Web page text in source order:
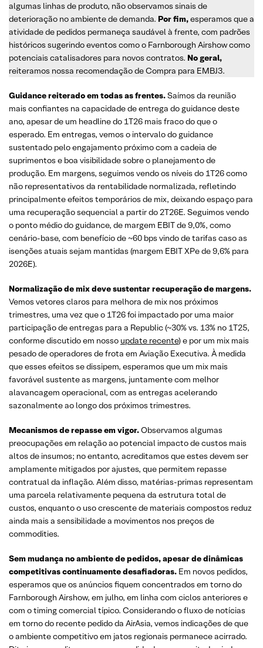
algumas linhas de produto, não observamos sinais de
deterioração no ambiente de demanda. Por fim,esperamos que a
atividade de pedidos permaneça saudável à frente, com padrões
históricos sugerindo eventos como o Farnborough Airshow como
potenciais catalisadores para novos contratos. No geral,
reiteramos nossa recomendação de Compra para EMBJ3.
Guidance reiterado em todas as frentes.Saímos da reunião
mais confiantes na capacidade de entrega do guidance deste
ano, apesar de um headline do 1T26 mais fraco do que o
esperado. Em entregas, vemos o intervalo do guidance
sustentado pelo engajamento próximo com a cadeia de
suprimentos e boa visibilidade sobre o planejamento de
produção. Em margens, seguimos vendo os níveis do 1T26 como
não representativos da rentabilidade normalizada, refletindo
principalmente efeitos temporários de mix, deixando espaço para
uma recuperação sequencial a partir do 2T26E. Seguimos vendo
o ponto médio do guidance, de margem EBIT de 9,0%, como
cenário-base, com benefício de ~60 bps vindo de tarifas caso as
isenções atuais sejam mantidas (margem EBIT XPe de 9,6% para
2026E).
Normalização de mix deve sustentar recuperação de margens.
Vemos vetores claros para melhora de mix nos próximos
trimestres, uma vez que o 1T26 foi impactado por uma maior
participação de entregas para a Republic (~30% vs. 13% no 1T25,
conforme discutido em nosso update recente) e por um mix mais
pesado de operadores de frota em Aviação Executiva. À medida
que esses efeitos se dissipem, esperamos que um mix mais
favorável sustente as margens, juntamente com melhor
alavancagem operacional, com as entregas acelerando
sazonalmente ao longo dos próximos trimestres.
Mecanismos de repasse em vigor.Observamos algumas
preocupações em relação ao potencial impacto de custos mais
altos de insumos; no entanto, acreditamos que estes devem ser
amplamente mitigados por ajustes, que permitem repasse
contratual da inflação. Além disso, matérias-primas representam
uma parcela relativamente pequena da estrutura total de
custos, enquanto o uso crescente de materiais compostos reduz
ainda mais a sensibilidade a movimentos nos preços de
commodities.
Sem mudança no ambiente de pedidos, apesar de dinâmicas
competitivas continuamente desafiadoras. Em novos pedidos,
esperamos que os anúncios fiquem concentrados em torno do
Farnborough Airshow, em julho, em linha com ciclos anteriores e
com o timing comercial típico. Considerando o fluxo de notícias
em torno do recente pedido da AirAsia, vemos indicações de que
o ambiente competitivo em jatos regionais permanece acirrado.